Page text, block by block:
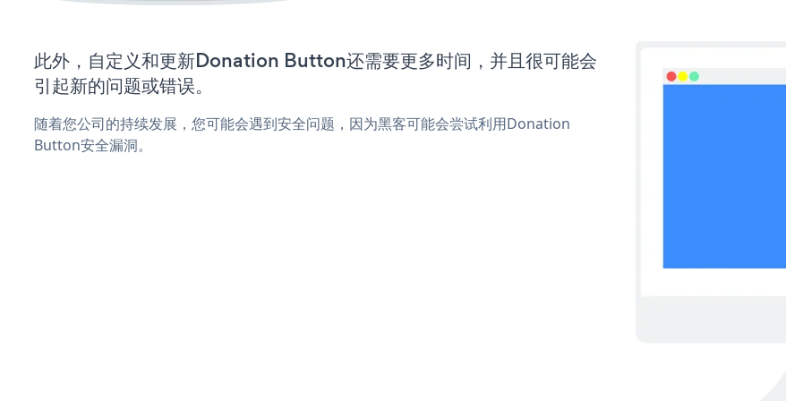
此外，自定义和更新Donation Button还需要更多时间，并且很可能会
引起新的问题或错误。
随着您公司的持续发展，您可能会遇到安全问题，因为黑客可能会尝试利用Donation
Button安全漏洞。